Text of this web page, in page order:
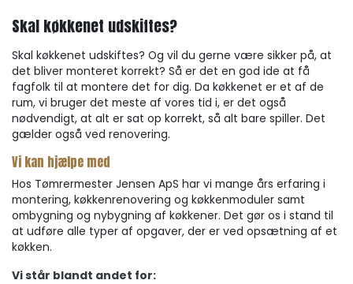
Skal køkkenet udskiftes?
Skal køkkenet udskiftes? Og vil du gerne være sikker på, at
det bliver monteret korrekt? Så er det en god ide at få
fagfolk til at montere det for dig. Da køkkenet er et af de
rum, vi bruger det meste af vores tid i, er det også
nødvendigt, at alt er sat op korrekt, så alt bare spiller. Det
gælder også ved renovering.
Vi kan hjælpe med
Hos Tømrermester Jensen ApS har vi mange års erfaring i
montering, køkkenrenovering og køkkenmoduler samt
ombygning og nybygning af køkkener. Det gør os i stand til
at udføre alle typer af opgaver, der er ved opsætning af et
køkken.
Vi står blandt andet for: